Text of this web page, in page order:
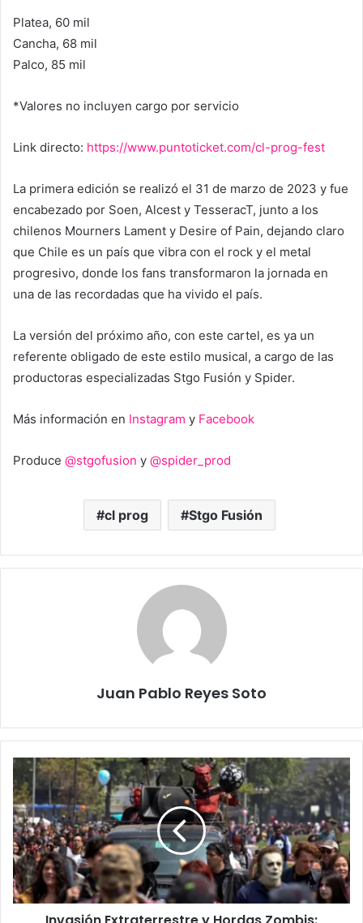
Platea, 60 mil
Cancha, 68 mil
Palco, 85 mil
*Valores no incluyen cargo por servicio
Link directo: https://www.puntoticket.com/cl-prog-fest
La primera edición se realizó el 31 de marzo de 2023 y fue
encabezado por Soen, Alcest y TesseracT, junto a los
chilenos Mourners Lament y Desire of Pain, dejando claro
que Chile es un país que vibra con el rock y el metal
progresivo, donde los fans transformaron la jornada en
una de las recordadas que ha vivido el país.
La versión del próximo año, con este cartel, es ya un
referente obligado de este estilo musical, a cargo de las
productoras especializadas Stgo Fusión y Spider.
Más información en Instagram y Facebook
Produce @stgofusion y @spider_prod
cl prog Stgo Fusión
Juan Pablo Reyes Soto